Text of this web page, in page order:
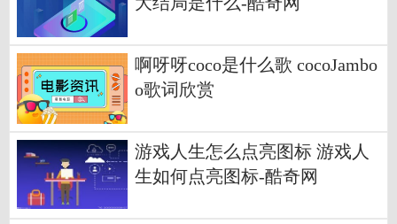
啊呀呀coco是什么歌 cocoJambo
o歌词欣赏
游戏人生怎么点亮图标 游戏人
生如何点亮图标-酷奇网